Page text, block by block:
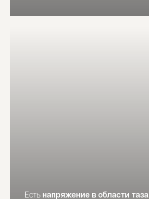
Есть напряжение в области таза